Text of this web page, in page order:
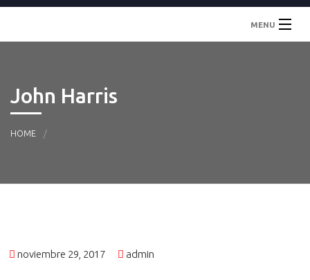
MENU
Localidades
Contacto
John Harris
HOME
noviembre 29, 2017 admin